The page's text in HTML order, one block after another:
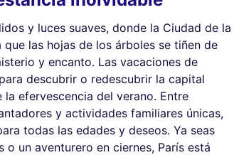
y luces suaves, donde la Ciudad de la
las hojas de los árboles se tiñen de
y encanto. Las vacaciones de
descubrir o redescubrir la capital
efervescencia del verano. Entre
y actividades familiares únicas,
todas las edades y deseos. Ya seas
un aventurero en ciernes, París está